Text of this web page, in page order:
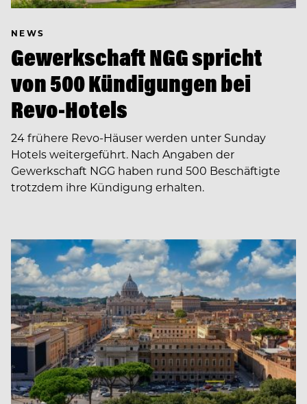
NEWS
Gewerkschaft NGG spricht
von 500 Kündigungen bei
Revo-Hotels
24 frühere Revo-Häuser werden unter Sunday
Hotels weitergeführt. Nach Angaben der
Gewerkschaft NGG haben rund 500 Beschäftigte
trotzdem ihre Kündigung erhalten.